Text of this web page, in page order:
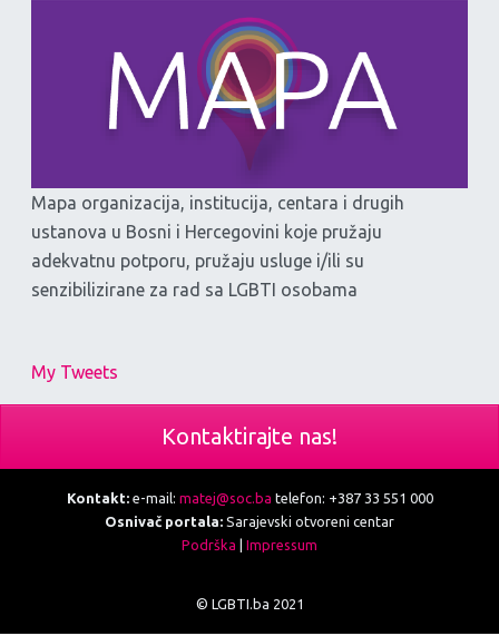
Mapa organizacija, institucija, centara i drugih
ustanova u Bosni i Hercegovini koje pružaju
adekvatnu potporu, pružaju usluge i/ili su
senzibilizirane za rad sa LGBTI osobama
My Tweets
Kontaktirajte nas!
Kontakt:e-mail: matej@soc.ba telefon: +387 33 551 000
Osnivač portala: Sarajevski otvoreni centar
Podrška | Impressum
© LGBTI.ba 2021